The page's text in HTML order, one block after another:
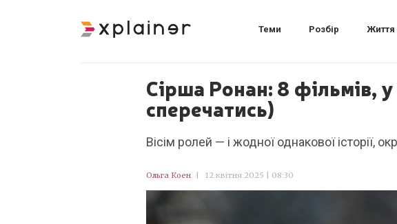
Теми Розбір Життя
Сірша Ронан: 8 фільмів,
сперечатись)
Вісім ролей — і жодної однакової історії,
Ольга Коен 12 квітня 2025 | 08:30